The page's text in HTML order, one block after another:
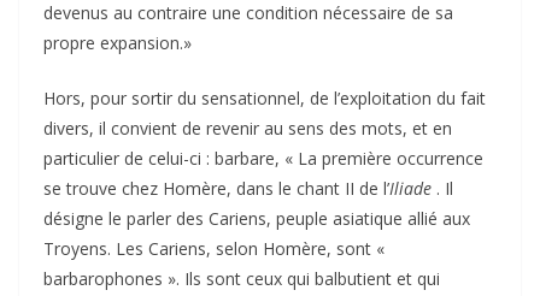
devenus au contraire une condition nécessaire de sa
propre expansion.»
Hors, pour sortir du sensationnel, de l’exploitation du fait
divers, il convient de revenir au sens des mots, et en
particulier de celui-ci : barbare, « La première occurrence
se trouve chez Homère, dans le chant II de l’Iliade . Il
désigne le parler des Cariens, peuple asiatique allié aux
Troyens. Les Cariens, selon Homère, sont «
barbarophones ». Ils sont ceux qui balbutient et qui